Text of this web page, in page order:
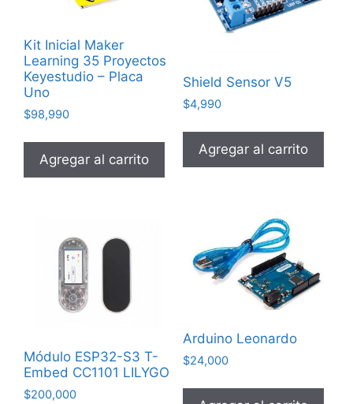
Kit Inicial Maker
Learning 35 Proyectos
Keyestudio – Placa
Uno
$98,990
Agregar al carrito
Shield Sensor V5
$4,990
Agregar al carrito
Módulo ESP32-S3 T-
Embed CC1101 LILYGO
$200,000
Arduino Leonardo
$24,000